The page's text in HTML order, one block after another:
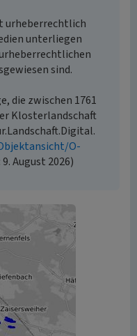
urheberrechtlich
unterliegen
sind.
die zwischen 1761
Klosterlandschaft
O-
August 2026)